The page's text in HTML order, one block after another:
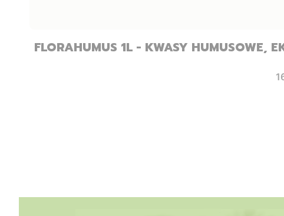
FLORAHUMUS 1L - KWASY HUMUSOWE,